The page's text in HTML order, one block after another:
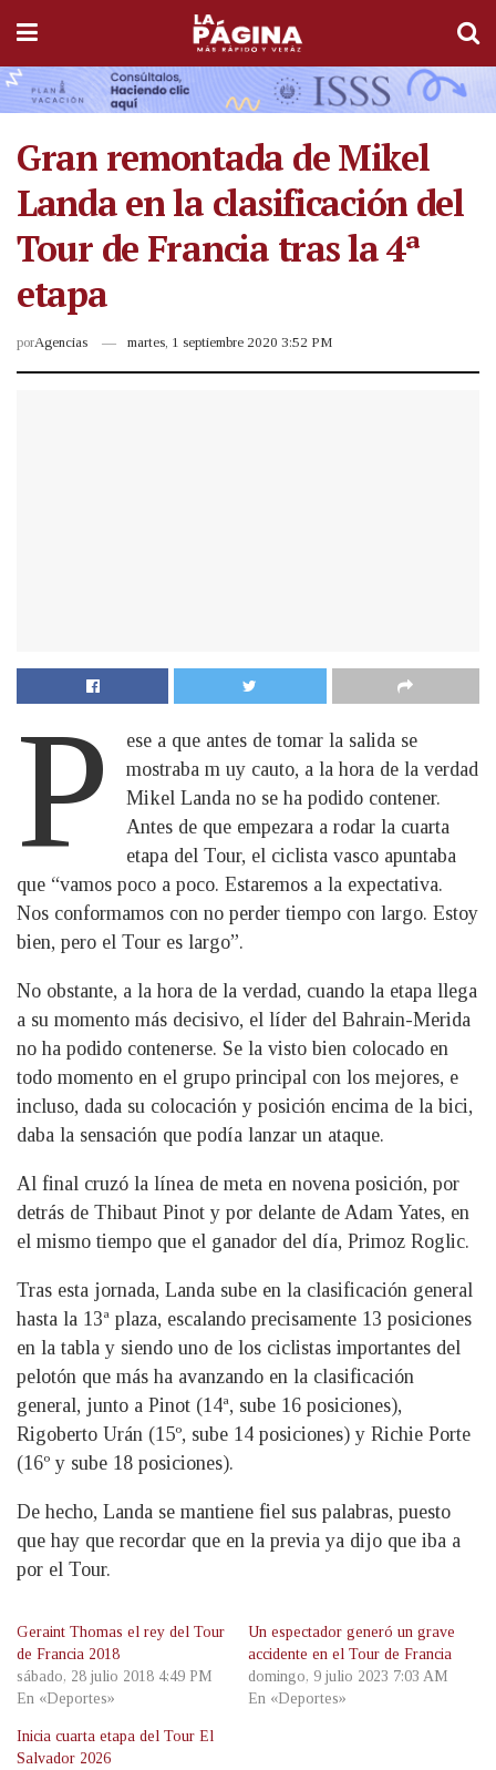
Gran remontada de Mikel
Landa en la clasificación del
Tour de Francia tras la 4ª
etapa
porAgencias martes, 1 septiembre 2020 3:52 PM
P
ese a que antes de tomar la salida se
mostraba m uy cauto, a la hora de la verdad
Mikel Landa no se ha podido contener.
Antes de que empezara a rodar la cuarta
etapa del Tour, el ciclista vasco apuntaba
que “vamos poco a poco. Estaremos a la expectativa.
Nos conformamos con no perder tiempo con largo. Estoy
bien, pero el Tour es largo”.
No obstante, a la hora de la verdad, cuando la etapa llega
a su momento más decisivo, el líder del Bahrain-Merida
no ha podido contenerse. Se la visto bien colocado en
todo momento en el grupo principal con los mejores, e
incluso, dada su colocación y posición encima de la bici,
daba la sensación que podía lanzar un ataque.
Al final cruzó la línea de meta en novena posición, por
detrás de Thibaut Pinot y por delante de Adam Yates, en
el mismo tiempo que el ganador del día, Primoz Roglic.
Tras esta jornada, Landa sube en la clasificación general
hasta la 13ª plaza, escalando precisamente 13 posiciones
en la tabla y siendo uno de los ciclistas importantes del
pelotón que más ha avanzando en la clasificación
general, junto a Pinot (14ª, sube 16 posiciones),
Rigoberto Urán (15º, sube 14 posiciones) y Richie Porte
(16º y sube 18 posiciones).
De hecho, Landa se mantiene fiel sus palabras, puesto
que hay que recordar que en la previa ya dijo que iba a
por el Tour.
Geraint Thomas el rey del Tour
de Francia 2018
sábado, 28 julio 2018 4:49 PM
En «Deportes»
Un espectador generó un grave
accidente en el Tour de Francia
domingo, 9 julio 2023 7:03 AM
En «Deportes»
Inicia cuarta etapa del Tour El
Salvador 2026